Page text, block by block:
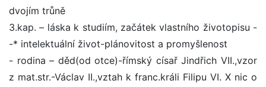
dvojím trůně
3.kap. – láska k studiím, začátek vlastního životopisu -
-* intelektuální život-plánovitost a promyšlenost
- rodina – děd(od otce)-římský císař Jindřich VII.,vzor
z mat.str.-Václav II.,vztah k franc.králi Filipu VI. X nic o